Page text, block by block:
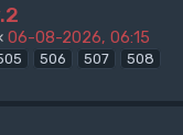
06-08-2026, 06:15
506 507 508